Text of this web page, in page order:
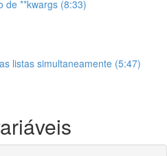
de **kwargs (8:33)
listas simultaneamente (5:47)